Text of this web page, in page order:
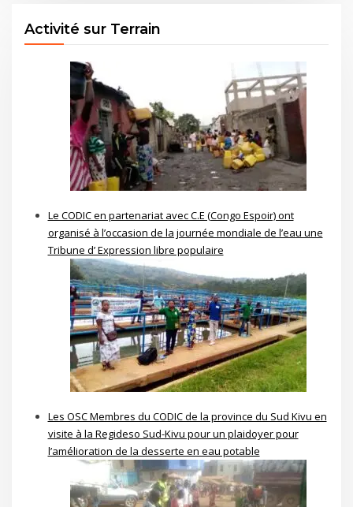
Activité sur Terrain
Le CODIC en partenariat avec C.E (Congo Espoir) ont
organisé à l’occasion de la journée mondiale de l’eau une
Tribune d’ Expression libre populaire
Les OSC Membres du CODIC de la province du Sud Kivu en
visite à la Regideso Sud-Kivu pour un plaidoyer pour
l’amélioration de la desserte en eau potable